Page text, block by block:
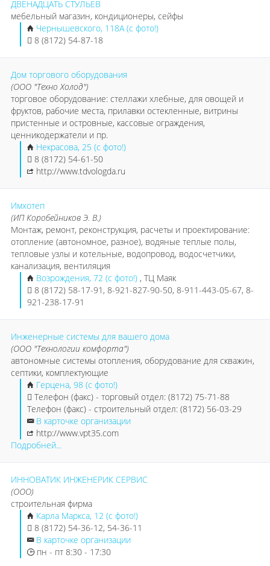
ДВЕНАДЦАТЬ СТУЛЬЕВ
мебельный магазин, кондиционеры, сейфы
Чернышевского, 118А (с фото!)
8 (8172) 54-87-18
Дом торгового оборудования
(ООО "Техно Холод")
торговое оборудование: стеллажи хлебные, для овощей и
фруктов, рабочие места, прилавки остекленные, витрины
пристенные и островные, кассовые ограждения,
ценникодержатели и пр.
Некрасова, 25 (с фото!)
8 (8172) 54-61-50
http://www.tdvologda.ru
Имхотеп
(ИП Коробейников Э. В.)
Монтаж, ремонт, реконструкция, расчеты и проектирование:
отопление (автономное, разное), водяные теплые полы,
тепловые узлы и котельные, водопровод, водосчетчики,
канализация, вентиляция
Возрождения, 72 (с фото!) , ТЦ Маяк
8 (8172) 58-17-91, 8-921-827-90-50, 8-911-443-05-67, 8-
921-238-17-91
Инженерные системы для вашего дома
(ООО "Технологии комфорта")
автономные системы отопления, оборудование для скважин,
септики, комплектующие
Герцена, 98 (с фото!)
Телефон (факс) - торговый отдел: (8172) 75-71-88
Телефон (факс) - строительный отдел: (8172) 56-03-29
В карточке организации
http://www.vpt35.com
Подробней...
ИННОВАТИК ИНЖЕНЕРИК СЕРВИС
(ООО)
строительная фирма
Карла Маркса, 12 (с фото!)
8 (8172) 54-36-12, 54-36-11
В карточке организации
пн - пт 8:30 - 17:30